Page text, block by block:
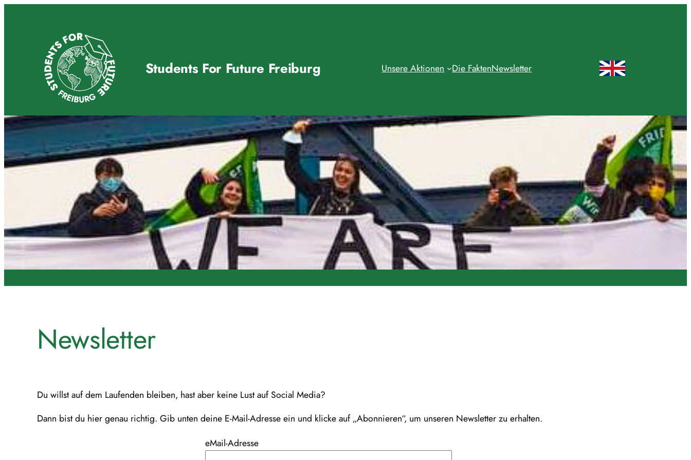
Students For Future Freiburg Unsere Aktionen Die FaktenNewsletter
Newsletter
Du willst auf dem Laufenden bleiben, hast aber keine Lust auf Social Media?
Dann bist du hier genau richtig. Gib unten deine E-Mail-Adresse ein und klicke auf „Abonnieren“, um unseren Newsletter zu erhalten.
eMail-Adresse